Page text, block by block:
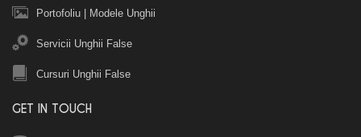
Portofoliu Modele Unghii
Servicii Unghii False
Cursuri Unghii False
GET IN TOUCH